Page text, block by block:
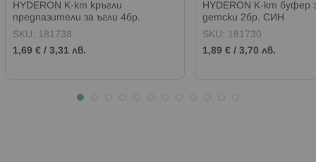
HYDERON К-кт кръгли
предпазители за ъгли 4бр.
SKU: 181738
1,69 € / 3,31 лв.
HYDERON К-кт буфер
детски 2бр. СИН
SKU: 181730
1,89 € / 3,70 лв.